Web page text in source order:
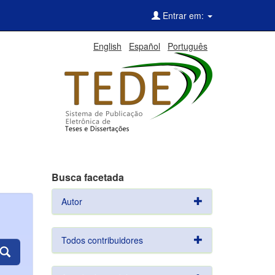
Entrar em:
English Español Português
Busca facetada
Autor
Todos contribuidores